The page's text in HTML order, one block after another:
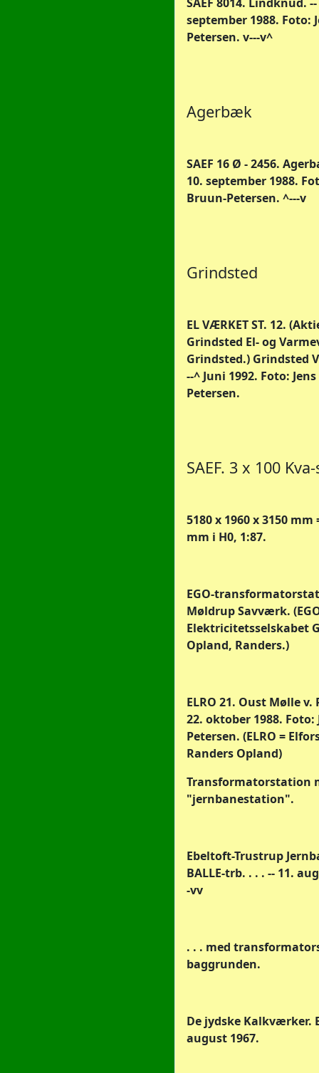
september 1988. Foto:
Petersen. v---v^
Agerbæk
SAEF 16 Ø - 2456.
10. september 1988.
Bruun-Petersen. ^---v
Grindsted
EL VÆRKET ST. 12.
Grindsted El- og
Grindsted.) Grindsted
--^ Juni 1992. Foto:
Petersen.
SAEF. 3 x 100
5180 x 1960 x 3150 mm
mm i H0, 1:87.
EGO-
Møldrup Savværk.
Elektricitetsselskabet
Opland, Randers.)
ELRO 21. Oust Mølle v.
22. oktober 1988. Foto:
Petersen. (ELRO =
Randers Opland)
Transformatorstation
"jernbanestation".
Ebeltoft-Trustrup
BALLE-trb. . . . -- 11.
-vv
. . . med
baggrunden.
De jydske Kalkværker.
august 1967.